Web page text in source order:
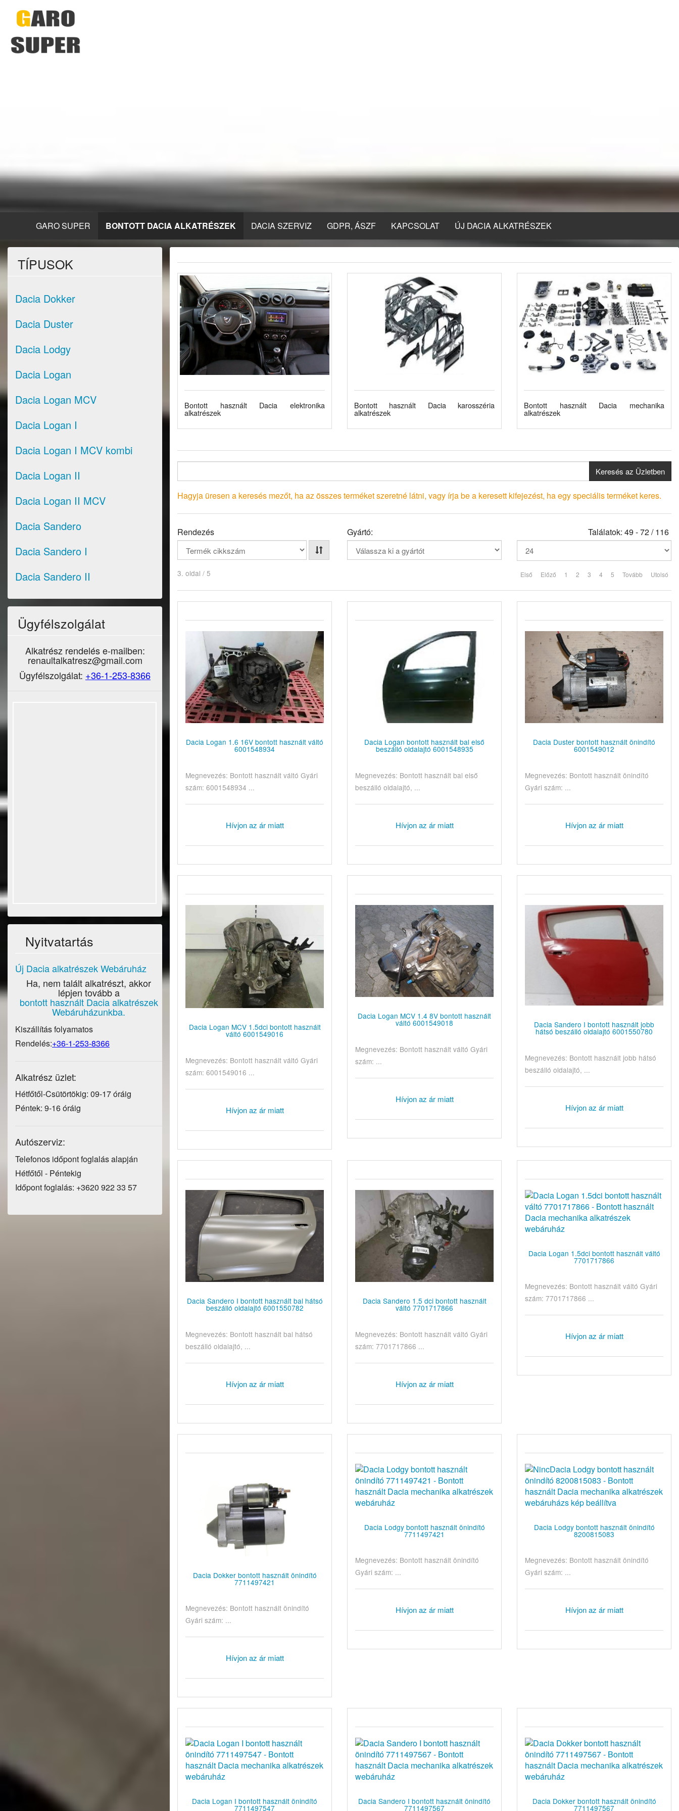
GARO SUPER BONTOTT DACIA ALKATRÉSZEK DACIA SZERVIZ GDPR, ÁSZF KAPCSOLAT ÚJ DACIA ALKATRÉSZEK
Bontott használt Dacia elektronika
alkatrészek
Bontott használt Dacia karosszéria
alkatrészek
Bontott használt Dacia mechanika
alkatrészek
Keresés az Üzletben
Hagyja üresen a keresés mezőt, ha az összes terméket szeretné látni, vagy írja be a keresett kifejezést, ha egy speciális terméket keres.
Rendezés Gyártó: Találatok: 49 - 72 / 116
3. oldal / 5 Első Előző 1 2 3 4 5 Tovább Utolsó
Dacia Logan 1.6 16V bontott használt váltó
6001548934
Megnevezés: Bontott használt váltó Gyári
szám: 6001548934 ...
Hívjon az ár miatt
Dacia Logan bontott használt bal első
beszálló oldalajtó 6001548935
Megnevezés: Bontott használt bal első
beszálló oldalajtó, ...
Hívjon az ár miatt
Dacia Duster bontott használt önindító
6001549012
Megnevezés: Bontott használt önindító
Gyári szám: ...
Hívjon az ár miatt
Dacia Logan MCV 1.5dci bontott használt
váltó 6001549016
Megnevezés: Bontott használt váltó Gyári
szám: 6001549016 ...
Hívjon az ár miatt
Dacia Logan MCV 1.4 8V bontott használt
váltó 6001549018
Megnevezés: Bontott használt váltó Gyári
szám: ...
Hívjon az ár miatt
Dacia Sandero I bontott használt jobb
hátsó beszálló oldalajtó 6001550780
Megnevezés: Bontott használt jobb hátsó
beszálló oldalajtó, ...
Hívjon az ár miatt
Dacia Sandero I bontott használt bal hátsó
beszálló oldalajtó 6001550782
Megnevezés: Bontott használt bal hátsó
beszálló oldalajtó, ...
Hívjon az ár miatt
Dacia Sandero 1.5 dci bontott használt
váltó 7701717866
Megnevezés: Bontott használt váltó Gyári
szám: 7701717866 ...
Hívjon az ár miatt
Dacia Logan 1.5dci bontott használt váltó
7701717866
Megnevezés: Bontott használt váltó Gyári
szám: 7701717866 ...
Hívjon az ár miatt
Dacia Dokker bontott használt önindító
7711497421
Megnevezés: Bontott használt önindító
Gyári szám: ...
Hívjon az ár miatt
Dacia Lodgy bontott használt önindító
7711497421
Megnevezés: Bontott használt önindító
Gyári szám: ...
Hívjon az ár miatt
Dacia Lodgy bontott használt önindító
8200815083
Megnevezés: Bontott használt önindító
Gyári szám: ...
Hívjon az ár miatt
Dacia Logan I bontott használt önindító
7711497547
Dacia Sandero I bontott használt önindító
7711497567
Dacia Dokker bontott használt önindító
7711497567
TÍPUSOK
Dacia Dokker
Dacia Duster
Dacia Lodgy
Dacia Logan
Dacia Logan MCV
Dacia Logan I
Dacia Logan I MCV kombi
Dacia Logan II
Dacia Logan II MCV
Dacia Sandero
Dacia Sandero I
Dacia Sandero II
Ügyfélszolgálat
Alkatrész rendelés e-mailben:
renaultalkatresz@gmail.com
Ügyfélszolgálat: +36-1-253-8366
Nyitvatartás
Új Dacia alkatrészek Webáruház
Ha, nem talált alkatrészt, akkor
lépjen tovább a
bontott használt Dacia alkatrészek
Webáruházunkba.
Kiszállítás folyamatos
Rendelés:+36-1-253-8366
Alkatrész üzlet:
Hétfőtől-Csütörtökig: 09-17 óráig
Péntek: 9-16 óráig
Autószerviz:
Telefonos időpont foglalás alapján
Hétfőtől - Péntekig
Időpont foglalás: +3620 922 33 57